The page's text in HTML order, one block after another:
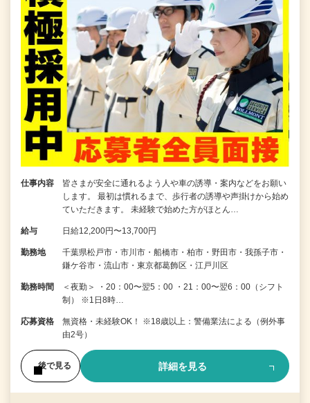
仕事内容
皆さまが安全に通れるよう人や車の誘導・案内などをお願い
します。 最初は慣れるまで、歩行者の誘導や声掛けから始め
ていただきます。 未経験で始めた方がほとん…
給与 日給12,200円〜13,700円
勤務地
千葉県松戸市・市川市・船橋市・柏市・野田市・我孫子市・
鎌ケ谷市・流山市・東京都葛飾区・江戸川区
勤務時間
＜夜勤＞ ・20：00〜翌5：00 ・21：00〜翌6：00（シフト
制） ※1日8時…
応募資格
無資格・未経験OK！ ※18歳以上：警備業法による（例外事
由2号）
後で見る 詳細を見る